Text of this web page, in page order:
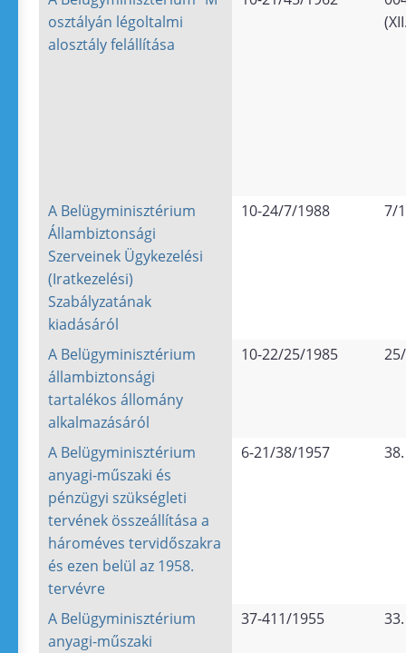
osztályán légoltalmi
alosztály felállítása
A Belügyminisztérium
Állambiztonsági
Szerveinek Ügykezelési
(Iratkezelési)
Szabályzatának
kiadásáról
10-24/7/1988 7/
A Belügyminisztérium
állambiztonsági
tartalékos állomány
alkalmazásáról
10-22/25/1985
A Belügyminisztérium
anyagi-műszaki és
pénzügyi szükségleti
tervének összeállítása a
hároméves tervidőszakra
és ezen belül az 1958.
tervévre
6-21/38/1957 38.
A Belügyminisztérium
anyagi-műszaki
37-411/1955 33.